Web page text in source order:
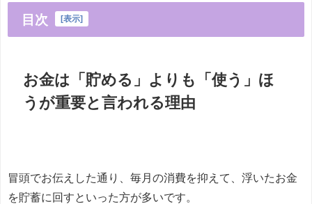
目次 [表示]
お金は「貯める」よりも「使う」ほ
うが重要と言われる理由
冒頭でお伝えした通り、毎月の消費を抑えて、浮いたお金
を貯蓄に回すといった方が多いです。